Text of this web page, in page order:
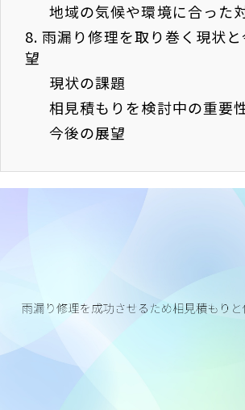
地域の気候や環境に合った
8.雨漏り修理を取り巻く現状
望
現状の課題
相見積もりを検討中の重要
今後の展望